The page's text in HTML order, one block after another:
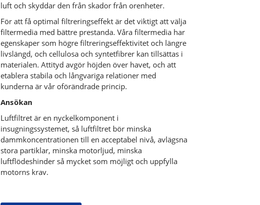
luft och skyddar den från skador från orenheter.
För att få optimal filtreringseffekt är det viktigt att välja
filtermedia med bättre prestanda. Våra filtermedia har
egenskaper som högre filtreringseffektivitet och längre
livslängd, och cellulosa och syntetfibrer kan tillsättas i
materialen. Attityd avgör höjden över havet, och att
etablera stabila och långvariga relationer med
kunderna är vår oförändrade princip.
Ansökan
Luftfiltret är en nyckelkomponent i
insugningssystemet, så luftfiltret bör minska
dammkoncentrationen till en acceptabel nivå, avlägsna
stora partiklar, minska motorljud, minska
luftflödeshinder så mycket som möjligt och uppfylla
motorns krav.